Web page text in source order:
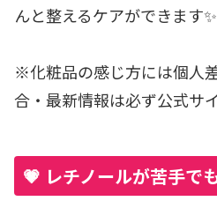
んと整えるケアができます✨
※化粧品の感じ方には個人
合・最新情報は必ず公式サ
💗 レチノールが苦手で